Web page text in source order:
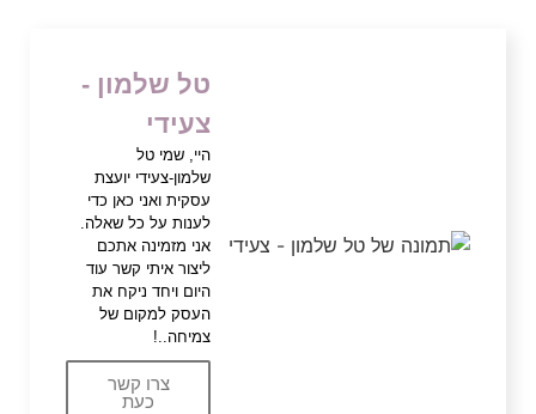
טל שלמון -
צעידי
היי, שמי טל
שלמון-צעידי יועצת
עסקית ואני כאן כדי
לענות על כל שאלה.
אני מזמינה אתכם
ליצור איתי קשר עוד
היום ויחד ניקח את
העסק למקום של
צמיחה..!
צרו קשר
כעת